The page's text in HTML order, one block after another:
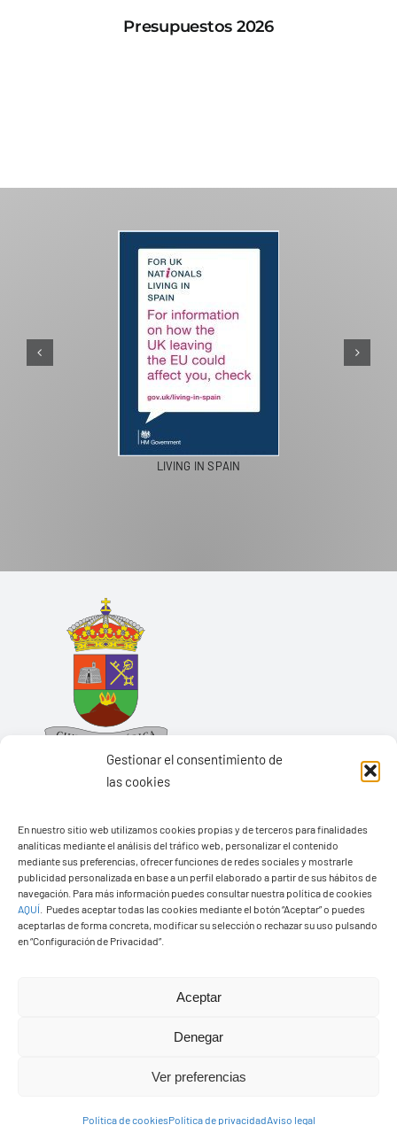
Gestionar el consentimiento de
las cookies
En nuestro sitio web utilizamos cookies propias y de terceros para finalidades
analíticas mediante el análisis del tráfico web, personalizar el contenido
mediante sus preferencias, ofrecer funciones de redes sociales y mostrarle
publicidad personalizada en base a un perfil elaborado a partir de sus hábitos de
navegación. Para más información puedes consultar nuestra política de cookies
AQUÍ
Puedes aceptar todas las cookies mediante el botón “Aceptar” o puedes
aceptarlas de forma concreta, modificar su selección o rechazar su uso pulsando
en “Configuración de Privacidad”.
Aceptar
Denegar
Ver preferencias
Política de cookiesPolítica de privacidadAviso legal
Presupuestos 2026
LIVING IN SPAIN
Ayuntamiento de Yaiza
Pza. de Los Remedios, 1
35570 – Yaiza
Tel:928 83 62 20
© Copyright2026 Ayuntamiento de Yaiza - Todos los